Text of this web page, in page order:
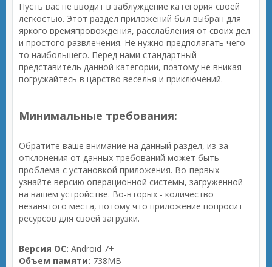
Пусть вас не вводит в заблуждение категория своей
легкостью. Этот раздел приложений был выбран для
яркого времяпровождения, расслабления от своих дел
и простого развлечения. Не нужно предполагать чего-
то наибольшего. Перед нами стандартный
представитель данной категории, поэтому не вникая
погружайтесь в царство веселья и приключений.
Минимальные требования:
Обратите ваше внимание на данный раздел, из-за
отклонения от данных требований может быть
проблема с установкой приложения. Во-первых
узнайте версию операционной системы, загруженной
на вашем устройстве. Во-вторых - количество
незанятого места, потому что приложение попросит
ресурсов для своей загрузки.
Версия ОС: Android 7+
Объем памяти: 738MB